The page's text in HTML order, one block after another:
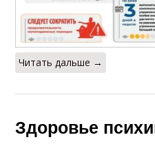
Читать дальше →
Здоровье